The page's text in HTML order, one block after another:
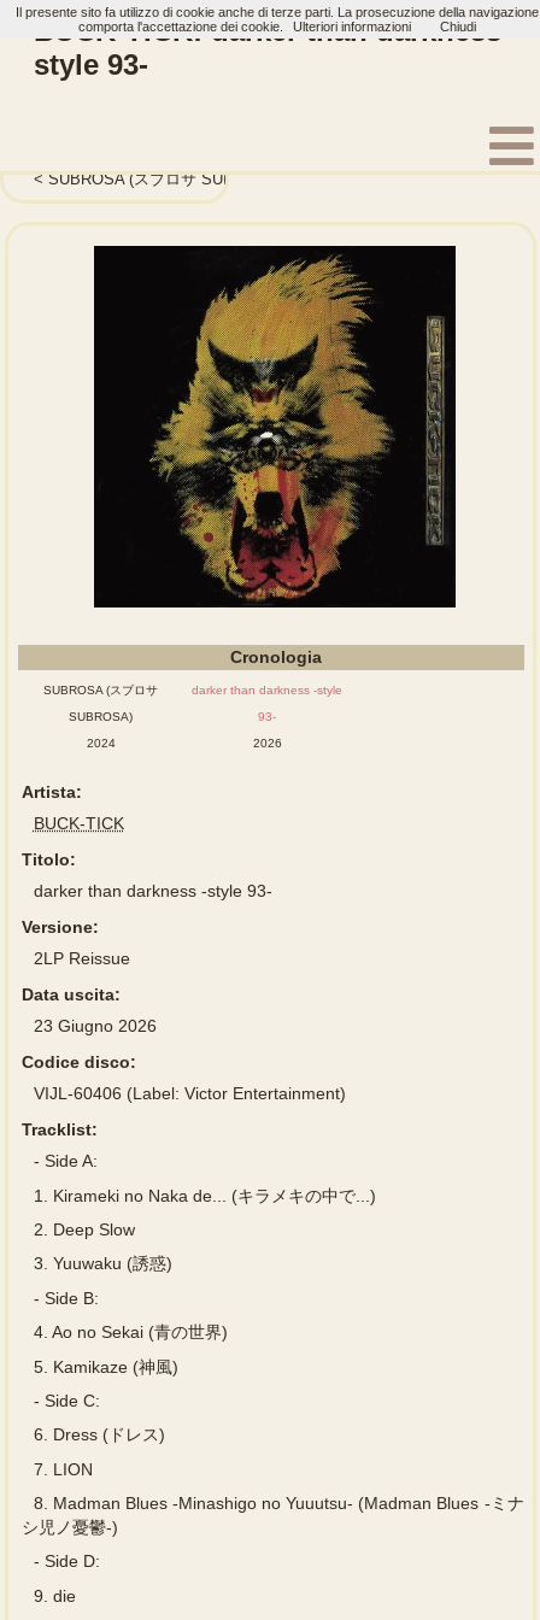
BUCK-TICK: darker than darkness -
style 93-
SUBROSA (スブロサ SUBROSA)
Cronologia
SUBROSA (スブロサ
SUBROSA)
2024
darker than darkness -style
93-
2026
Artista:
BUCK-TICK
Titolo:
darker than darkness -style 93-
Versione:
2LP Reissue
Data uscita:
23 Giugno 2026
Codice disco:
VIJL-60406 (Label: Victor Entertainment)
Tracklist:
- Side A:
1.
Kirameki no Naka de... (キラメキの中で...)
2.
Deep Slow
3. Yuuwaku (誘惑)
- Side B:
4. Ao no Sekai (青の世界)
5. Kamikaze (神風)
- Side C:
6. Dress (ドレス)
7.
LION
8.
Madman Blues -Minashigo no Yuuutsu- (Madman Blues -ミナ
シ児ノ憂鬱-)
- Side D:
9. die
Il presente sito fa utilizzo di cookie anche di terze parti. La prosecuzione della navigazione
comporta l'accettazione dei cookie.
Ulteriori informazioni Chiudi